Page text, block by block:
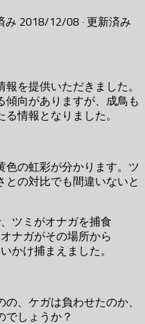
み 2018/12/08 · 更新済み
を提供いただきました。
傾向がありますが、成鳥も
情報となりました。
色の虹彩が分かります。ツ
との対比でも間違いないと
ツミがオナガを捕食
ナガがその場所から
かけ捕まえました。
、ケガは負わせたのか、
でしょうか？